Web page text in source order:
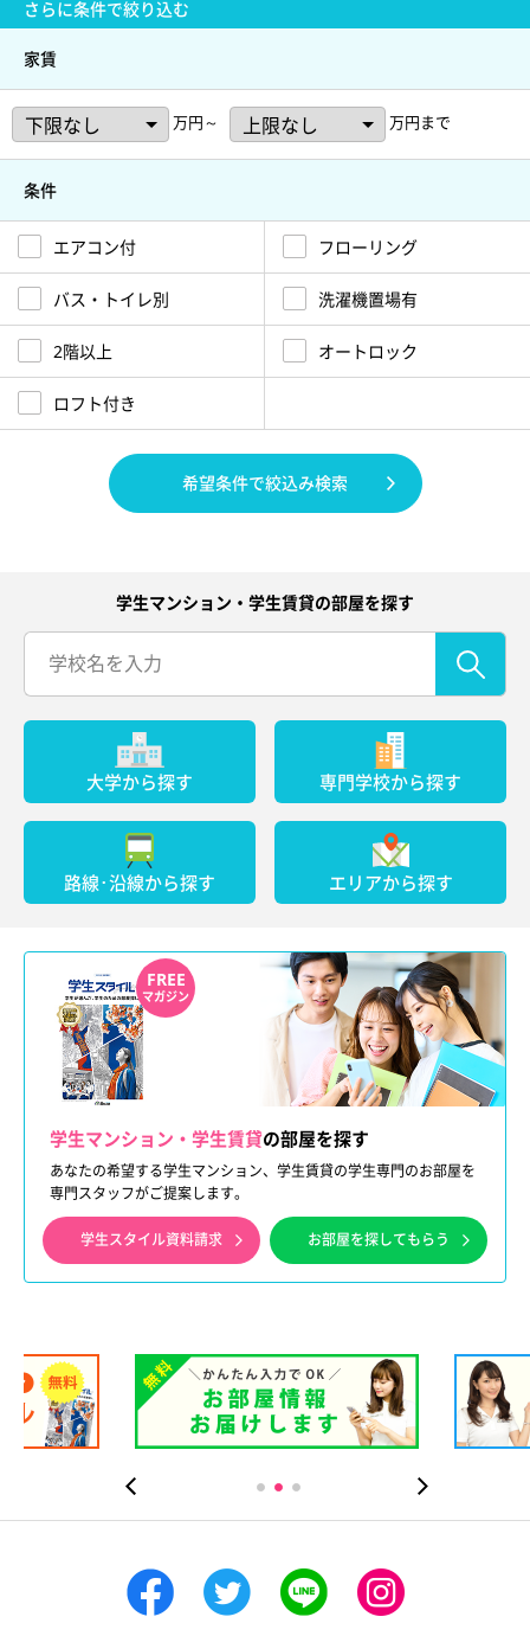
さらに条件で絞り込む
家賃
万円～ 万円まで
条件
エアコン付 フローリング
バス・トイレ別 洗濯機置場有
2階以上 オートロック
ロフト付き
希望条件で絞込み検索
学生マンション・学生賃貸の部屋を探す
大学から探す 専門学校から探す
路線･沿線から探す エリアから探す
FREE
マガジン
学生マンション・学生賃貸の部屋を探す
あなたの希望する学生マンション、学生賃貸の学生専門のお部屋を
専門スタッフがご提案します。
学生スタイル資料請求 お部屋を探してもらう